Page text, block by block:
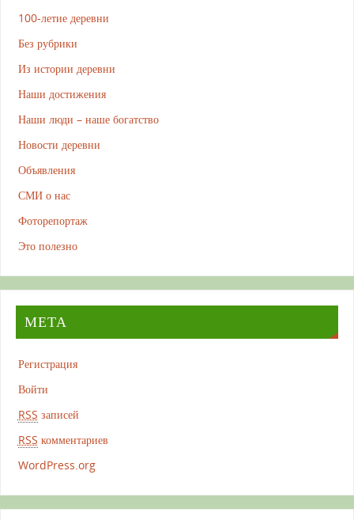
100-летие деревни
Без рубрики
Из истории деревни
Наши достижения
Наши люди – наше богатство
Новости деревни
Объявления
СМИ о нас
Фоторепортаж
Это полезно
МЕТА
Регистрация
Войти
RSS записей
RSS комментариев
WordPress.org